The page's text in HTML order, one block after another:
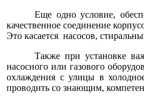
Еще одно условие,
качественное соединение
Это касается насосов,
Также при установке
насосного или газового
охлаждения с улицы в
проводить со знающим,